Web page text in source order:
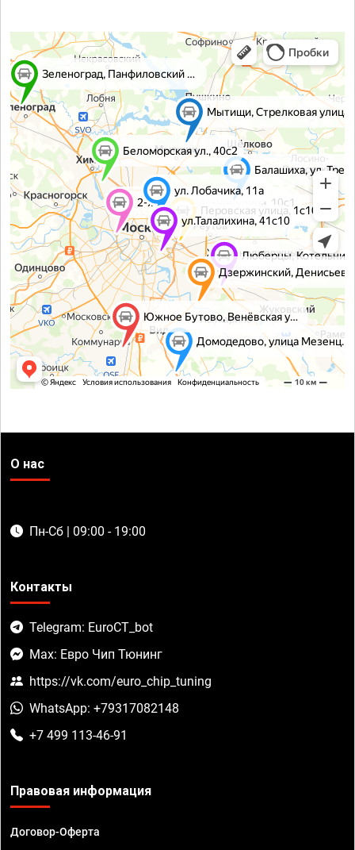
О нас
Пн-Сб | 09:00 - 19:00
Контакты
Telegram: EuroCT_bot
Max: Евро Чип Тюнинг
https://vk.com/euro_chip_tuning
WhatsApp: +79317082148
+7 499 113-46-91
Правовая информация
Договор-Оферта